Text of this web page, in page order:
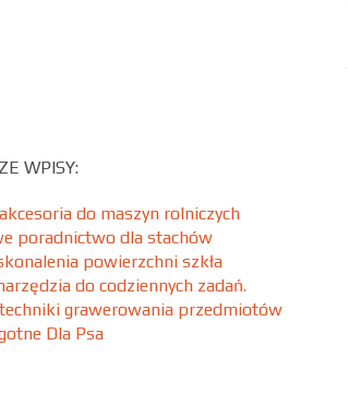
WPISY:
do maszyn rolniczych
poradnictwo dla stachów
powierzchni szkła
do codziennych zadań.
grawerowania przedmiotów
Dla Psa